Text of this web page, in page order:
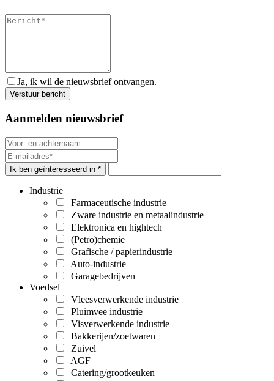
Ja, ik wil de nieuwsbrief ontvangen.
Aanmelden nieuwsbrief
Ik ben geïnteresseerd in *
Industrie
Farmaceutische industrie
Zware industrie en metaalindustrie
Elektronica en hightech
(Petro)chemie
Grafische / papierindustrie
Auto-industrie
Garagebedrijven
Voedsel
Vleesverwerkende industrie
Pluimvee industrie
Visverwerkende industrie
Bakkerijen/zoetwaren
Zuivel
AGF
Catering/grootkeuken